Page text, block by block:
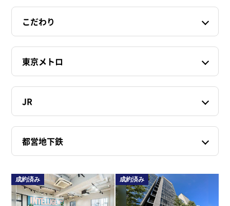
こだわり
東京メトロ
JR
都営地下鉄
成約済み 成約済み